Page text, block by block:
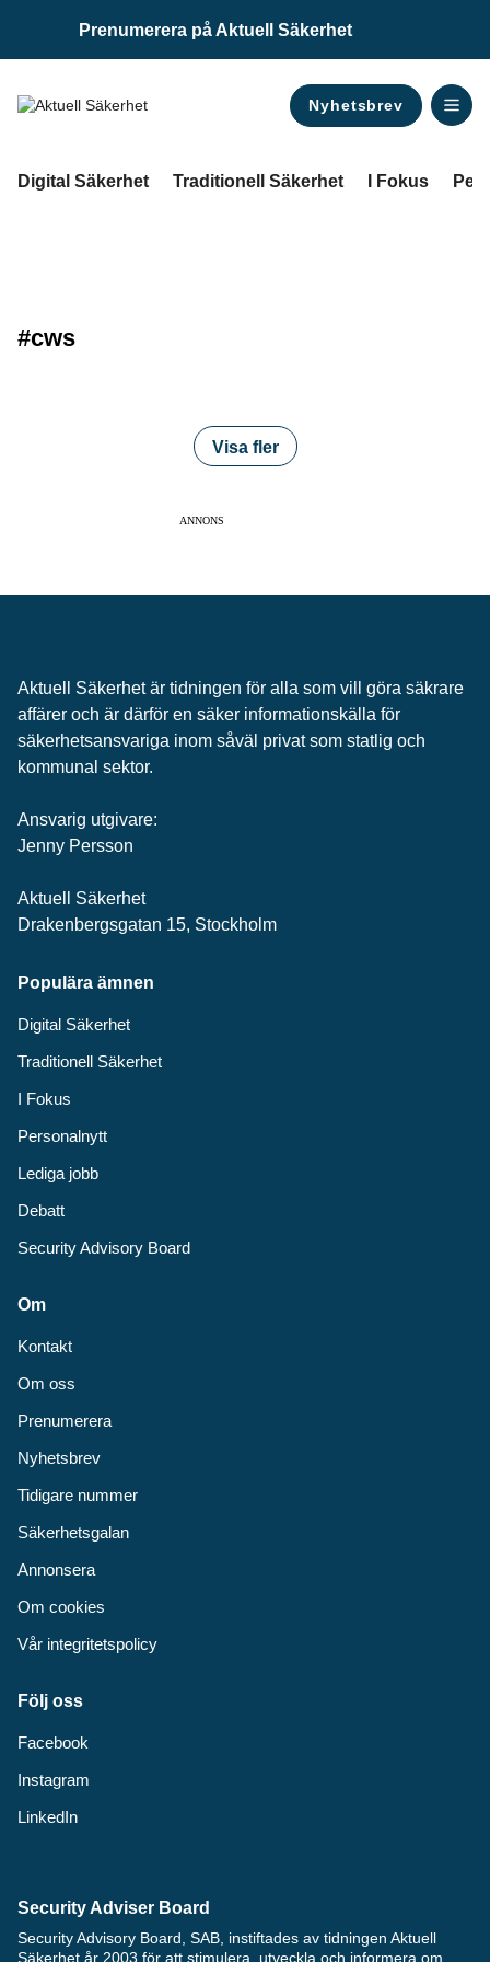
Prenumerera på Aktuell Säkerhet
Nyhetsbrev
Digital Säkerhet Traditionell Säkerhet I Fokus
#cws
Visa fler
ANNONS
Aktuell Säkerhet är tidningen för alla som vill göra säkrare
affärer och är därför en säker informationskälla för
säkerhets­ansvariga inom såväl privat som statlig och
kommunal sektor.
Ansvarig utgivare:
Jenny Persson
Aktuell Säkerhet
Drakenbergsgatan 15, Stockholm
Populära ämnen
Digital Säkerhet
Traditionell Säkerhet
I Fokus
Personalnytt
Lediga jobb
Debatt
Security Advisory Board
Om
Kontakt
Om oss
Prenumerera
Nyhetsbrev
Tidigare nummer
Säkerhetsgalan
Annonsera
Om cookies
Vår integritetspolicy
Följ oss
Facebook
Instagram
LinkedIn
Security Adviser Board
Security Advisory Board, SAB, instiftades av tidningen Aktuell
Säkerhet år 2003 för att stimulera, utveckla och informera om